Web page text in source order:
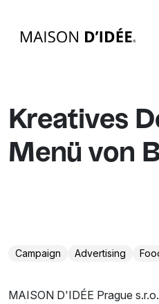
Kreatives
Menü von
Campaign Advertising
MAISON D'IDÉE Prague s.r.o.